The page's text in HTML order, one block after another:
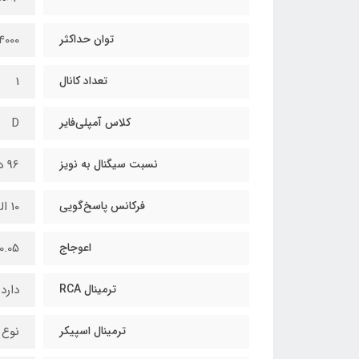
توان حداکثر 4000
تعداد کانال 1
کلاس آمپلی‌فایر D
نسبت سیگنال به نویز 96 دسیبل
فرکانس پاسخ‌گویی 10 الی 250 هرتز
اعوجاج 0.05 درصد
ترمینال RCA دارد
ترمینال اسپیکر